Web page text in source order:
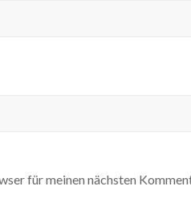
für meinen nächsten